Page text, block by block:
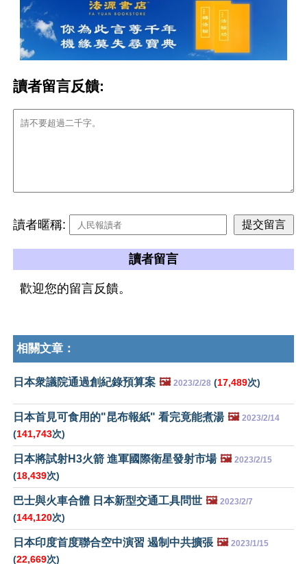
讀者留言反饋:
讀者暱稱:
讀者留言
歡迎您的留言反饋。
相關文章：
日本衆議院通過創紀錄預算案 🖼️ 2023/2/28 (17,489次)
日本首見可食用的"昆布報紙" 看完竟能煮湯 🖼️ 2023/2/14
(141,743次)
日本將試射H3火箭 進軍國際衛星發射市場 🖼️ 2023/2/15
(18,439次)
巴士與火車合體 日本新型交通工具問世 🖼️ 2023/2/7
(144,120次)
日本印度首度聯合空中演習 遏制中共擴張 🖼️ 2023/1/15
(22,669次)